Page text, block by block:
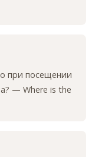
при посещении
— Where is the